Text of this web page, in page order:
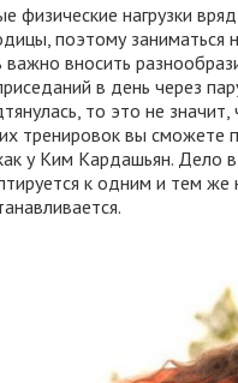
физические нагрузки
поэтому заниматься
важно вносить
в день через
то это не значит,
тренировок вы сможете
у Ким Кардашьян. Дело
к одним и тем же